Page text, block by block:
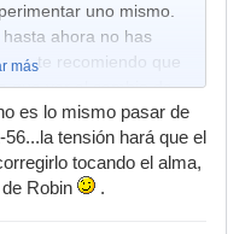
uno mismo.
ahora no has
no te recomiendo que
que ver el cambio de
que hacer es
resista
más
es lo mismo pasar de
tensión hará que el
tocando el alma,
Robin
.